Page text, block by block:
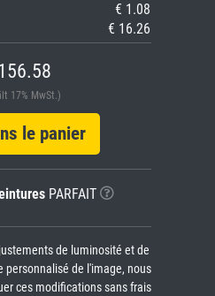
€ 1.08
€ 16.26
17% MwSt.)
le panier
PARFAIT
de luminosité et de
personnalisé de l'image, nous
ces modifications sans frais